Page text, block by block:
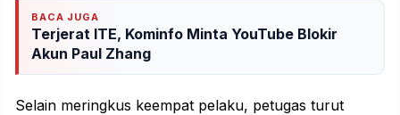
BACA JUGA
Terjerat ITE, Kominfo Minta YouTube Blokir
Akun Paul Zhang
Selain meringkus keempat pelaku, petugas turut